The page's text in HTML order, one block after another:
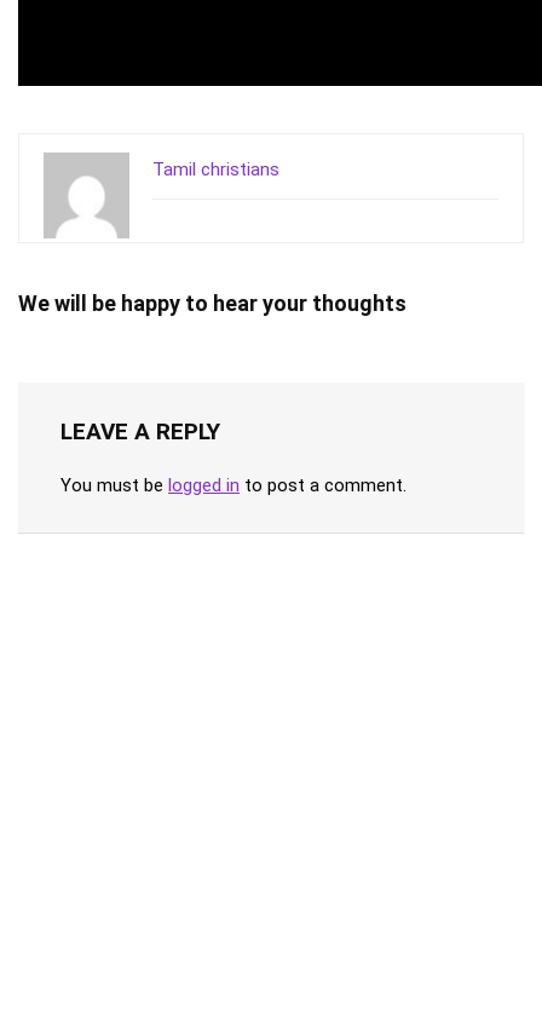
Tamil christians
We will be happy to hear your thoughts
LEAVE A REPLY
You must be logged in to post a comment.